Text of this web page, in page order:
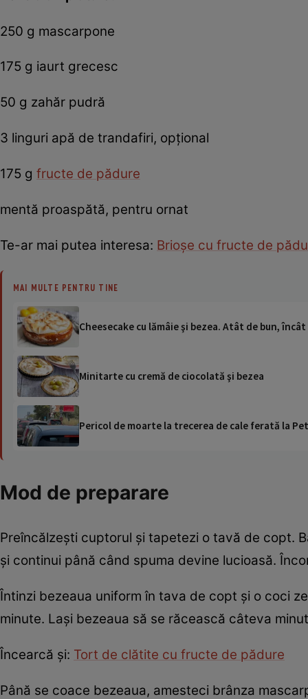
250 g mascarpone
175 g iaurt grecesc
50 g zahăr pudră
3 linguri apă de trandafiri, opţional
175 g fructe de pădure
mentă proaspătă, pentru ornat
Te-ar mai putea interesa: Brioşe cu fructe de
MAI MULTE PENTRU TINE
Cheesecake cu lămâie şi bezea. Atât de bun,
Minitarte cu cremă de ciocolată şi bezea
Pericol de moarte la trecerea de cale ferată la
Mod de preparare
Preîncălzeşti cuptorul şi tapetezi o tavă de copt.
și continui până când spuma devine lucioasă.
Întinzi bezeaua uniform în tava de copt și o coci
minute. Laşi bezeaua să se răcească câteva
Încearcă şi: Tort de clătite cu fructe de pădure
Până se coace bezeaua, amesteci brânza